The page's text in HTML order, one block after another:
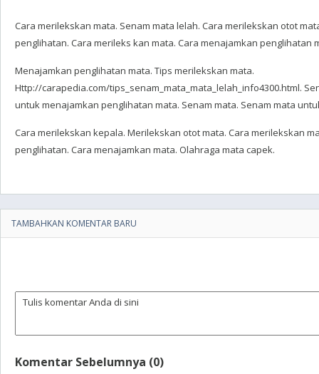
Cara merilekskan mata. Senam mata lelah. Cara merilekskan otot
penglihatan. Cara merileks kan mata. Cara menajamkan penglihatan
Menajamkan penglihatan mata. Tips merilekskan mata.
Http://carapedia.com/tips_senam_mata_mata_lelah_info4300.html.
untuk menajamkan penglihatan mata. Senam mata. Senam mata
Cara merilekskan kepala. Merilekskan otot mata. Cara merilekskan
penglihatan. Cara menajamkan mata. Olahraga mata capek.
TAMBAHKAN KOMENTAR BARU
Komentar Sebelumnya (0)